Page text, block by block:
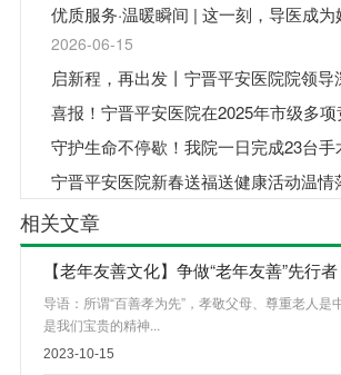
优质服务·温暖瞬间 | 这一刻，导医成为
2026-06-15
宁晋平安医院新春送福送健康活动温情
相关文章
【老年友善文化】争做“老年友善”先行者
导语：所谓“百善孝为先”，孝敬父母、尊重老人是
是我们宝贵的精神...
2023-10-15